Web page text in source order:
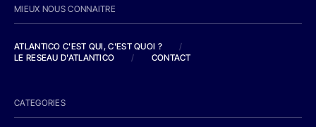
MIEUX NOUS CONNAITRE
ATLANTICO C'EST QUI, C'EST QUOI ?
/
LE RESEAU D'ATLANTICO
/ CONTACT
CATEGORIES